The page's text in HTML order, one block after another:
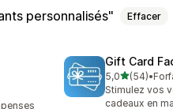
personnalisés Effacer
Gift Card
5,0étoile(s)
(54)
54 avis au•
Stimulez vos
cadeaux en